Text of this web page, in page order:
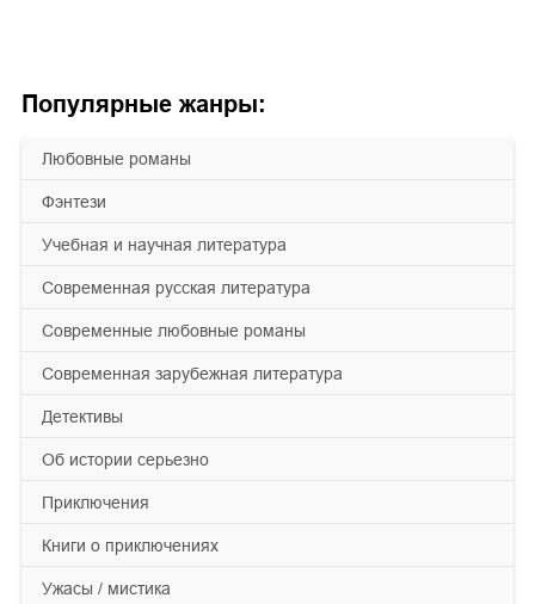
Популярные жанры:
любовные романы
фэнтези
учебная и научная литература
современная русская литература
современные любовные романы
современная зарубежная литература
детективы
об истории серьезно
приключения
книги о приключениях
ужасы / мистика